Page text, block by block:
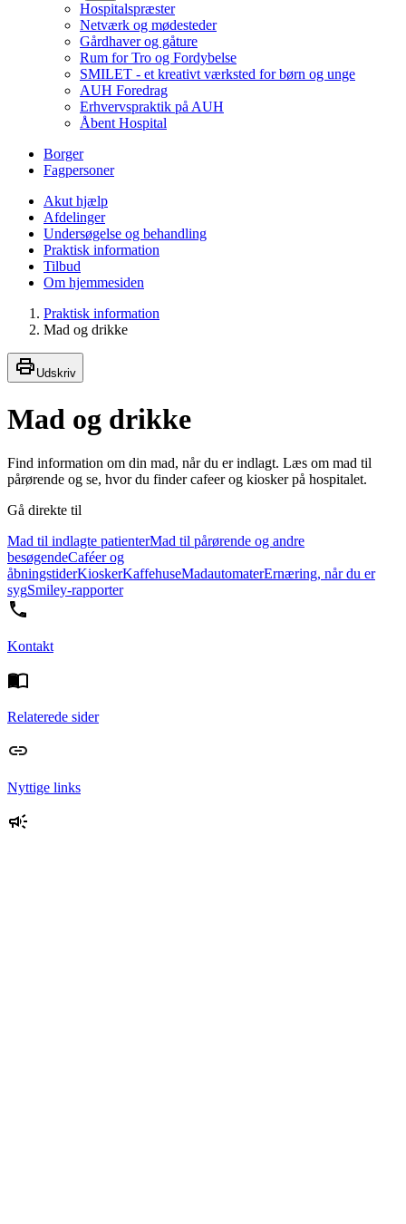
Hospitalspræster
Netværk og mødesteder
Gårdhaver og gåture
Rum for Tro og Fordybelse
SMILET - et kreativt værksted for børn og unge
AUH Foredrag
Erhvervspraktik på AUH
Åbent Hospital
Borger
Fagpersoner
Akut hjælp
Afdelinger
Undersøgelse og behandling
Praktisk information
Tilbud
Om hjemmesiden
Praktisk information
Mad og drikke
Udskriv
Mad og drikke
Find information om din mad, når du er indlagt. Læs om mad til
pårørende og se, hvor du finder cafeer og kiosker på hospitalet.
Gå direkte til
Mad til indlagte patienterMad til pårørende og andre
besøgendeCaféer og
åbningstiderKioskerKaffehuseMadautomaterErnæring, når du er
sygSmiley-rapporter
Kontakt
Relaterede sider
Nyttige links